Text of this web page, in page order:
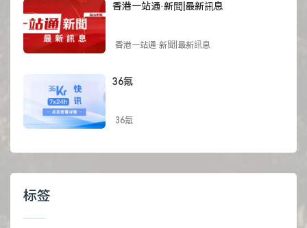
香港一站通·新聞|最新訊息
香港一站通·新聞|最新訊息
36氪
36氪
标签